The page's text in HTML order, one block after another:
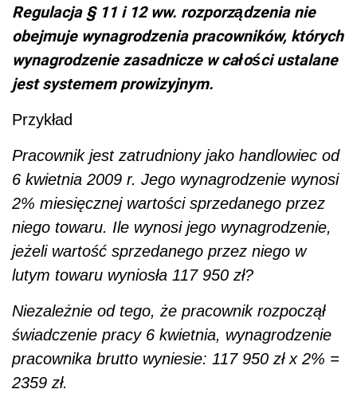
Regulacja § 11 i 12 ww. rozporządzenia nie
obejmuje wynagrodzenia pracowników, których
wynagrodzenie zasadnicze w całości ustalane
jest systemem prowizyjnym.
Przykład
Pracownik jest zatrudniony jako handlowiec od
6 kwietnia 2009 r. Jego wynagrodzenie wynosi
2% miesięcznej wartości sprzedanego przez
niego towaru. Ile wynosi jego wynagrodzenie,
jeżeli wartość sprzedanego przez niego w
lutym towaru wyniosła 117 950 zł?
Niezależnie od tego, że pracownik rozpoczął
świadczenie pracy 6 kwietnia, wynagrodzenie
pracownika brutto wyniesie: 117 950 zł x 2% =
2359 zł.